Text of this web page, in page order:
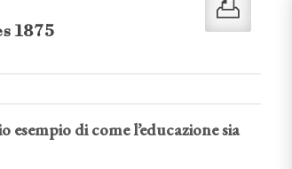
1875
di come l’educazione sia